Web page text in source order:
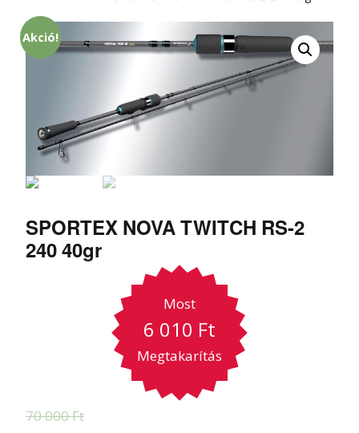
Akció!
SPORTEX NOVA TWITCH RS-2
240 40gr
Most
6 010 Ft
Megtakarítás
70 000Ft